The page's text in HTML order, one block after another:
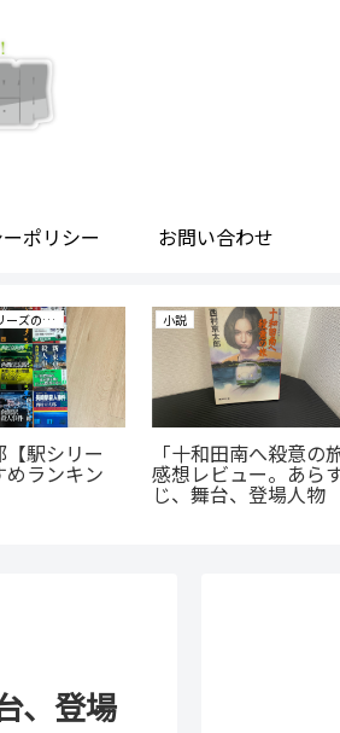
ポリシー お問い合わせ
十津川警部シリーズの研究
駅シリー
めランキン
小説
「十和田南へ殺意の旅
感想レビュー。あら
じ、舞台、登場人物
、登場